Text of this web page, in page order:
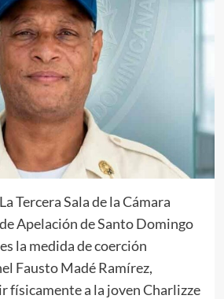
Tercera Sala de la Cámara
Apelación de Santo Domingo
la medida de coerción
Fausto Madé Ramírez,
físicamente a la joven Charlizze